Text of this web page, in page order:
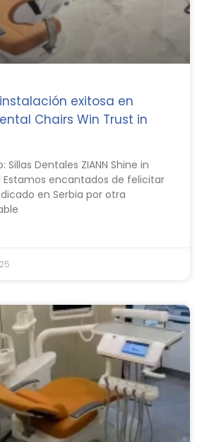
exitosa en
Chairs Win Trust in
Sillas Dentales ZIANN Shine in
Estamos encantados de felicitar
en Serbia por otra